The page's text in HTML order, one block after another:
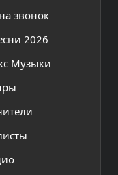
звонок
2026
Музыки